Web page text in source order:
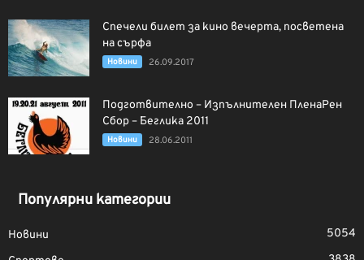
Спечели билет за кино вечерта, посветена
на сърфа
Новини 26.09.2017
Подготвително – Изпълнителен ПленаРен
Сбор – Беглика 2011
Новини 28.06.2011
Популярни категории
Новини
5054